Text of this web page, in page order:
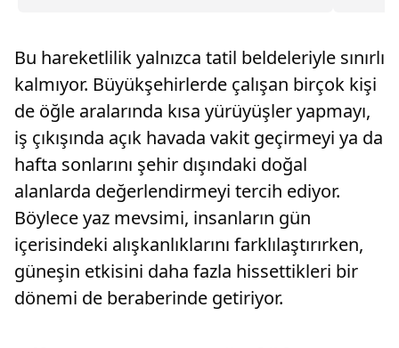
Bu hareketlilik yalnızca tatil beldeleriyle sınırlı
kalmıyor. Büyükşehirlerde çalışan birçok kişi
de öğle aralarında kısa yürüyüşler yapmayı,
iş çıkışında açık havada vakit geçirmeyi ya da
hafta sonlarını şehir dışındaki doğal
alanlarda değerlendirmeyi tercih ediyor.
Böylece yaz mevsimi, insanların gün
içerisindeki alışkanlıklarını farklılaştırırken,
güneşin etkisini daha fazla hissettikleri bir
dönemi de beraberinde getiriyor.